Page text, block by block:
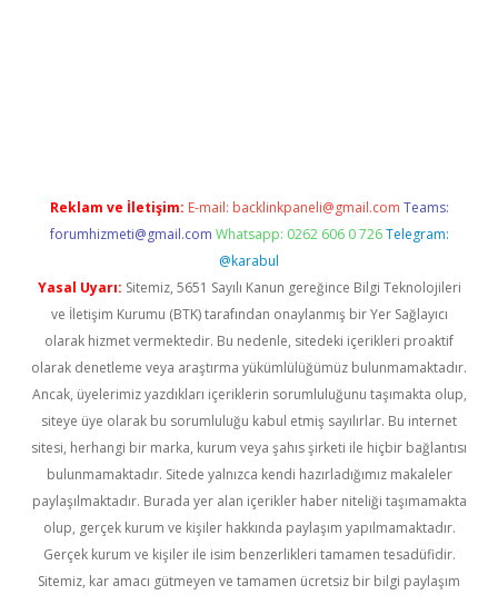
Reklam ve İletişim: E-mail: backlinkpaneli@gmail.com Teams:
forumhizmeti@gmail.com Whatsapp: 0262 606 0 726 Telegram:
@karabul
Yasal Uyarı: Sitemiz, 5651 Sayılı Kanun gereğince Bilgi Teknolojileri
ve İletişim Kurumu (BTK) tarafından onaylanmış bir Yer Sağlayıcı
olarak hizmet vermektedir. Bu nedenle, sitedeki içerikleri proaktif
olarak denetleme veya araştırma yükümlülüğümüz bulunmamaktadır.
Ancak, üyelerimiz yazdıkları içeriklerin sorumluluğunu taşımakta olup,
siteye üye olarak bu sorumluluğu kabul etmiş sayılırlar. Bu internet
sitesi, herhangi bir marka, kurum veya şahıs şirketi ile hiçbir bağlantısı
bulunmamaktadır. Sitede yalnızca kendi hazırladığımız makaleler
paylaşılmaktadır. Burada yer alan içerikler haber niteliği taşımamakta
olup, gerçek kurum ve kişiler hakkında paylaşım yapılmamaktadır.
Gerçek kurum ve kişiler ile isim benzerlikleri tamamen tesadüfidir.
Sitemiz, kar amacı gütmeyen ve tamamen ücretsiz bir bilgi paylaşım